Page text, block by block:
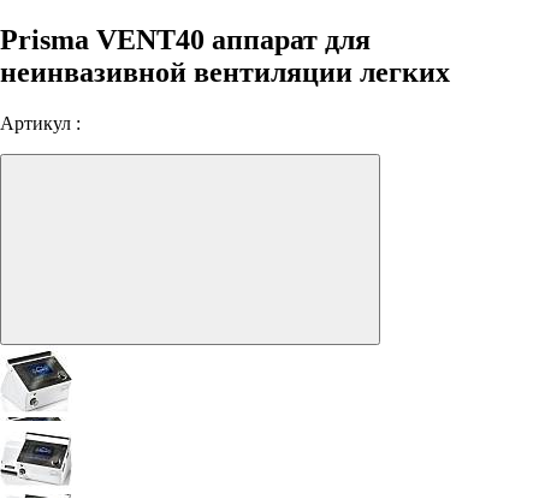
Prisma VENT40 аппарат для
неинвазивной вентиляции легких
Артикул :